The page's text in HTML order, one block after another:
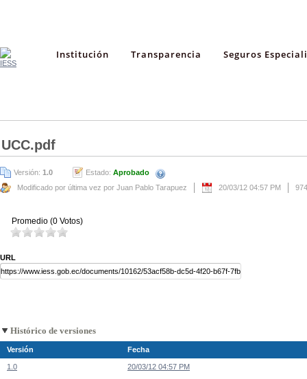
Institución Transparencia Seguros
UCC.pdf
Versión: 1.0 Estado: Aprobado
Modificado por última vez por Juan Pablo Tarapuez
20/03/12 04:57 PM
Promedio (0 Votos)
URL
Histórico de versiones
Versión Fecha
1.0 20/03/12 04:57 PM